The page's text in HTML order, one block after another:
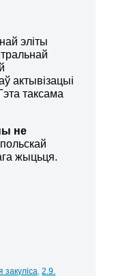
эліты
актывізацыі
таксама
не
жыцьця.
закуліса ,2.9.